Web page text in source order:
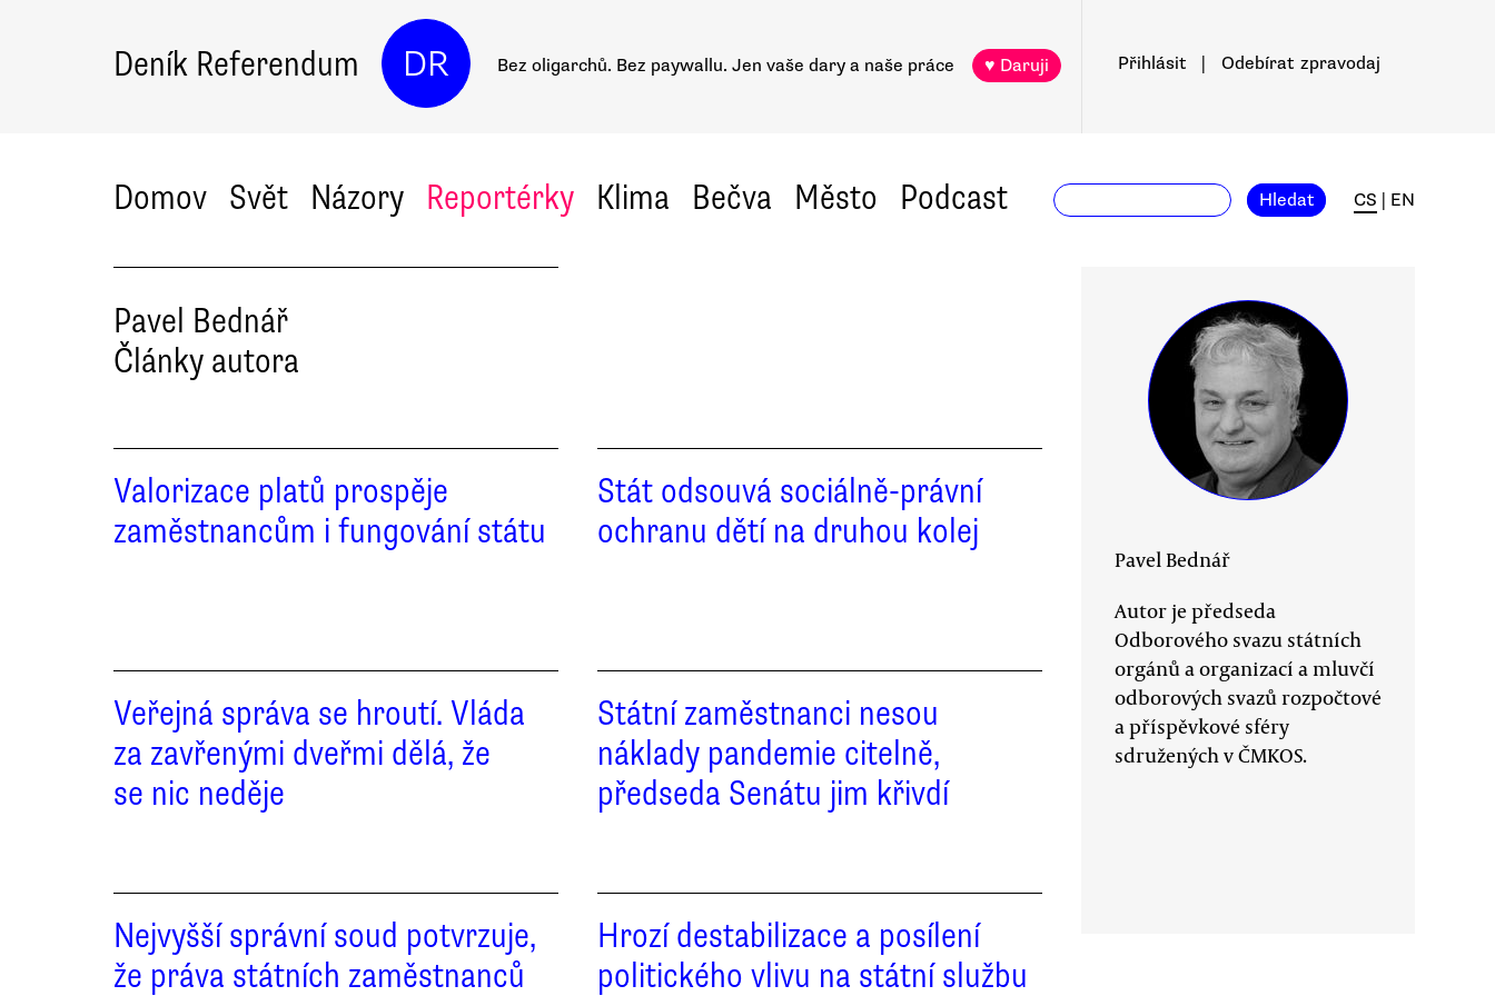
Deník Referendum DR Bez oligarchů. Bez paywallu. Jen vaše dary a naše práce ♥ Daruji Přihlásit Odebírat zpravodaj
Domov Svět Názory Reportérky Klima Bečva Město Podcast Hledat CS EN
Pavel Bednář
Články autora
Valorizace platů prospěje
zaměstnancům i fungování státu
Stát odsouvá sociálně-právní
ochranu dětí na druhou kolej
Veřejná správa se hroutí. Vláda
za zavřenými dveřmi dělá, že
se nic neděje
Státní zaměstnanci nesou
náklady pandemie citelně,
předseda Senátu jim křivdí
Nejvyšší správní soud potvrzuje,
že práva státních zaměstnanců
Hrozí destabilizace a posílení
politického vlivu na státní službu
Pavel Bednář
Autor je předseda
Odborového svazu státních
orgánů a organizací a mluvčí
odborových svazů rozpočtové
a příspěvkové sféry
sdružených v ČMKOS.